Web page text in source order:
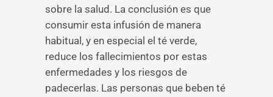
sobre la salud. La conclusión es que
consumir esta infusión de manera
habitual, y en especial el té verde,
reduce los fallecimientos por estas
enfermedades y los riesgos de
padecerlas. Las personas que beben té